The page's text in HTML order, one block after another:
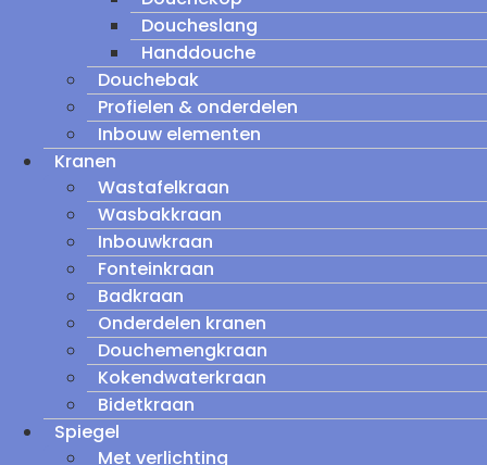
Doucheslang
Handdouche
Douchebak
Profielen & onderdelen
Inbouw elementen
Kranen
Wastafelkraan
Wasbakkraan
Inbouwkraan
Fonteinkraan
Badkraan
Onderdelen kranen
Douchemengkraan
Kokendwaterkraan
Bidetkraan
Spiegel
Met verlichting